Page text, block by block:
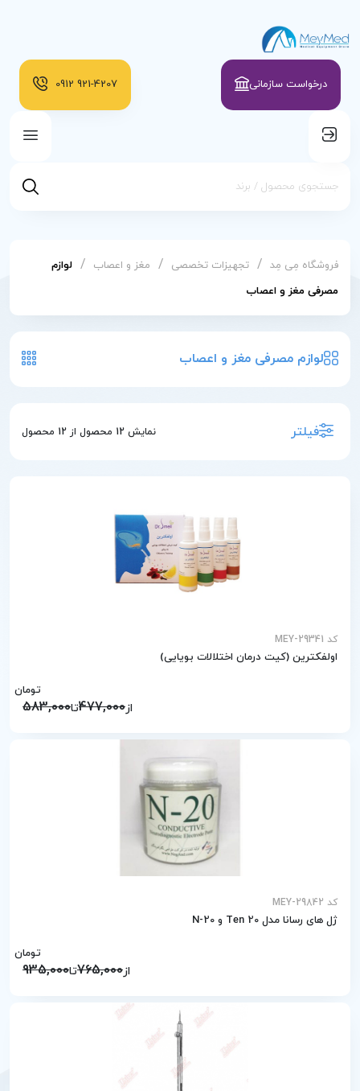
درخواست سازمانی 921-4207
0912
فروشگاه مِی مِد / تجهیزات تخصصی / مغز و اعصاب / لوازم
مصرفی مغز و اعصاب
لوازم مصرفی مغز و اعصاب
فیلتر نمایش 12 محصول از 12 محصول
کد MEY-29341
اولفکترین (کیت درمان اختلالات بویایی)
از477,000تا583,000
تومان
کد MEY-29842
ژل های رسانا مدل Ten 20 و N-20
از765,000تا935,000
تومان